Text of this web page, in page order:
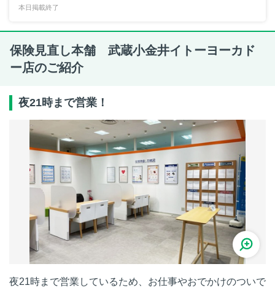
本日掲載終了
保険見直し本舗 武蔵小金井イトーヨーカド
ー店のご紹介
夜21時まで営業！
夜21時まで営業しているため、お仕事やおでかけのついで